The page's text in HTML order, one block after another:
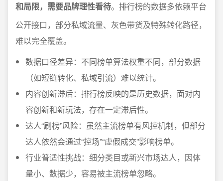
和局限，需要品牌理性看待。排行榜的数据多依赖平台
公开接口，部分私域流量、灰色带货及特殊转化路径，
难以完全覆盖。
数据口径差异：不同榜单算法权重不同，部分数据
（如短链转化、私域引流）难以统计。
内容创新滞后：排行榜反映的是历史数据，面对内
容创新和新玩法，存在一定滞后性。
达人“刷榜”风险：虽然主流榜单有风控机制，但部分
达人依然会通过“控场”“虚假成交”影响榜单。
行业普适性挑战：细分类目或新兴市场达人，因体
量小、数据少，容易被主流榜单忽略。